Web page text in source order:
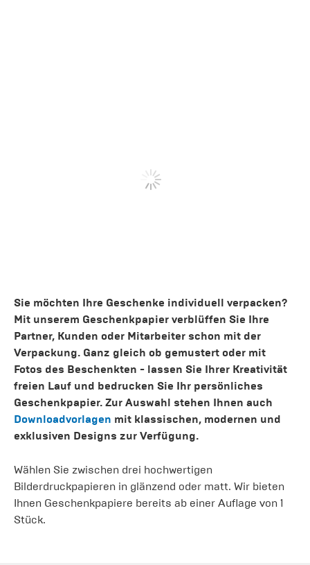
Sie möchten Ihre Geschenke individuell verpacken?
Mit unserem Geschenkpapier verblüffen Sie Ihre
Partner, Kunden oder Mitarbeiter schon mit der
Verpackung. Ganz gleich ob gemustert oder mit
Fotos des Beschenkten - lassen Sie Ihrer Kreativität
freien Lauf und bedrucken Sie Ihr persönliches
Geschenkpapier. Zur Auswahl stehen Ihnen auch
Downloadvorlagen mit klassischen, modernen und
exklusiven Designs zur Verfügung.
Wählen Sie zwischen drei hochwertigen
Bilderdruckpapieren in glänzend oder matt. Wir bieten
Ihnen Geschenkpapiere bereits ab einer Auflage von 1
Stück.